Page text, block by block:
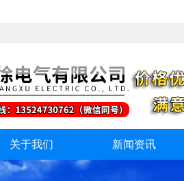
关于我们 新闻资讯